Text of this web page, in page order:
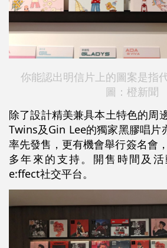
你能認出明信片上的圖案是指
圖：橙新聞
除了設計精美兼具本土特色的周
Twins及Gin Lee的獨家黑膠唱片
率先發售，更有機會舉行簽名會
多年來的支持。開售時間及
e:ffect社交平台。